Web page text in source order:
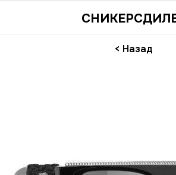
СНИКЕРСДИЛЕР
< Назад